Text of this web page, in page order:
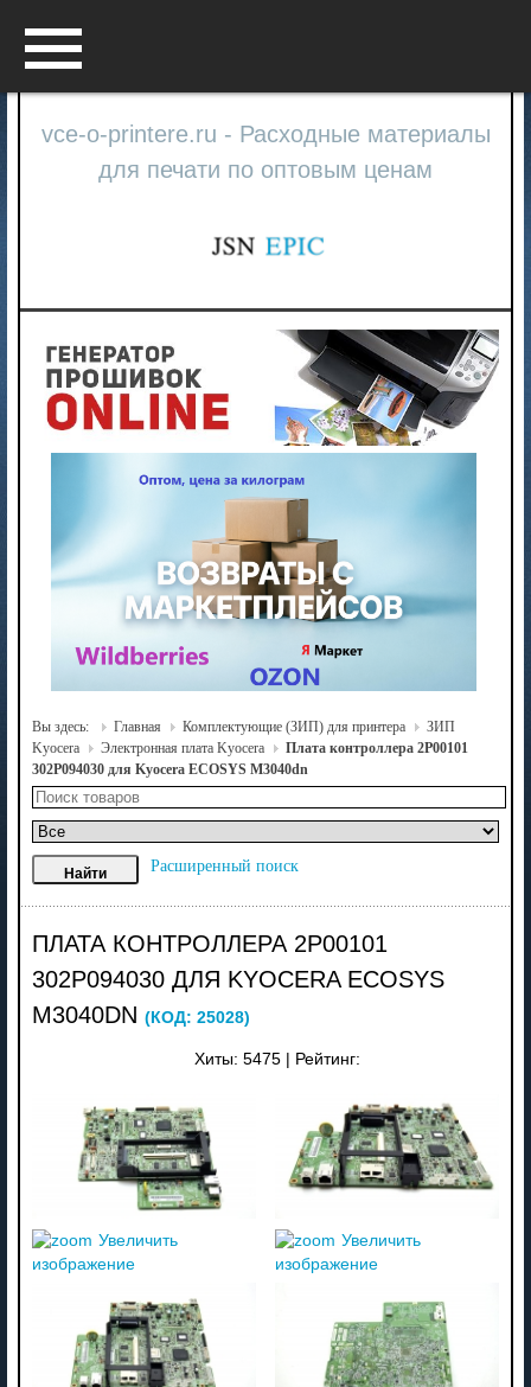
vce-o-printere.ru - Расходные материалы
для печати по оптовым ценам
Вы здесь: Главная Комплектующие (ЗИП) для принтера
ЗИП
Kyocera
Электронная плата Kyocera
Плата контроллера 2P00101
302P094030 для Kyocera ECOSYS M3040dn
Расширенный поиск
ПЛАТА КОНТРОЛЛЕРА 2P00101
302P094030 ДЛЯ KYOCERA ECOSYS
M3040DN (КОД: 25028)
Хиты: 5475 Рейтинг:
Увеличить
изображение
Увеличить
изображение